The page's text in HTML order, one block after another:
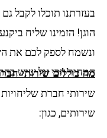
בעזרתנו תוכלו לקבל
הוגן! הזמינו שליח
ונשמח לספק לכם את
המחיר הכי זול שיש
מה כוללים שירותי
שירותי חברת
שירותים, כגון: